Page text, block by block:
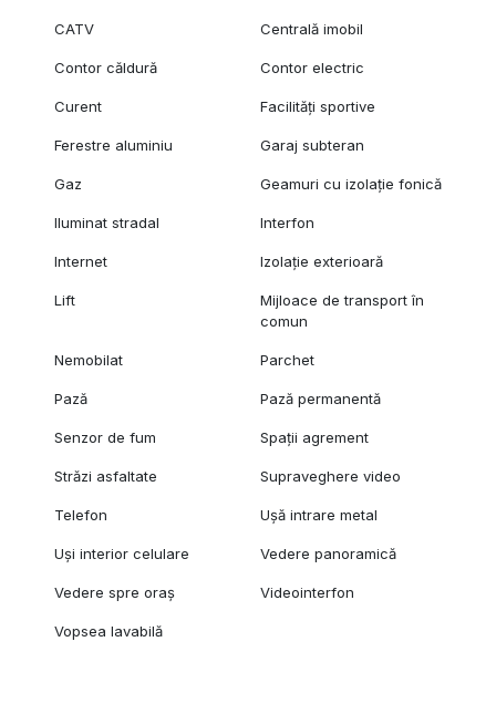
CATV Centrală imobil
Contor căldură Contor electric
Curent Facilități sportive
Ferestre aluminiu Garaj subteran
Gaz Geamuri cu izolație fonică
Iluminat stradal Interfon
Internet Izolație exterioară
Lift
Mijloace de transport în
comun
Nemobilat Parchet
Pază Pază permanentă
Senzor de fum Spații agrement
Străzi asfaltate Supraveghere video
Telefon Ușă intrare metal
Uși interior celulare Vedere panoramică
Vedere spre oraș Videointerfon
Vopsea lavabilă